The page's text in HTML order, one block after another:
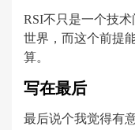
RSI不只是一个技
世界，而这个前提
算。
写在最后
最后说个我觉得有